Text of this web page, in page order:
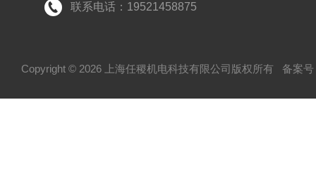
联系电话：19521458875
Copyright © 2026 上海任稷机电科技有限公司版权所有 备案号